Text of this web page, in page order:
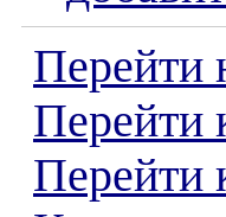
Перейти
Перейти
Перейти